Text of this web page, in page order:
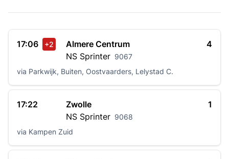
17:06 +2
Almere Centrum
NS Sprinter 9067
4
via Parkwijk, Buiten, Oostvaarders, Lelystad C.
17:22
Zwolle
NS Sprinter 9068
1
via Kampen Zuid